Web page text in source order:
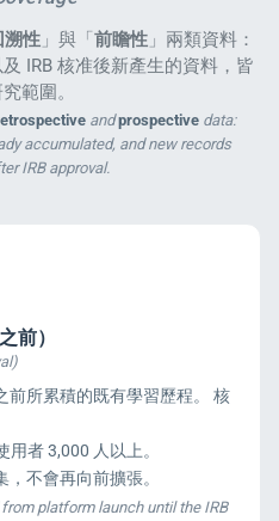
溯性」與「 前瞻性」兩類資料：
IRB 核准後新產生的資料，皆
範圍。
andprospectivedata:
accumulated, and new records
IRB approval.
前）
前所累積的既有學習歷程。 核
者 3,000 人以上。
不會再向前擴張。
platform launch until the IRB